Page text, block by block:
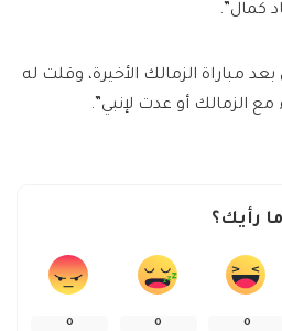
كمال”.
بعد مباراة الزمالك الأخيرة، وقلت له
الزمالك أو عدت لإنبي”.
ما رأيك؟
0
0
0